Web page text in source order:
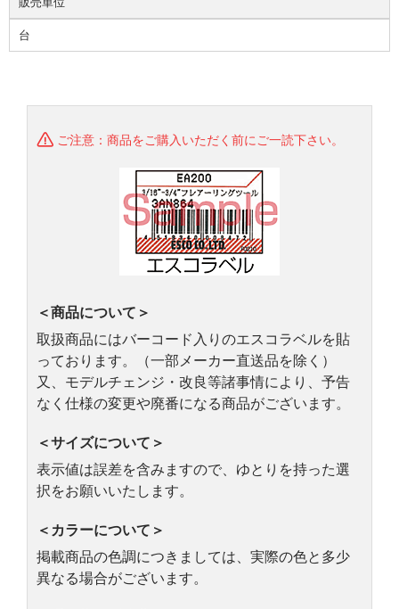
台
ご注意：商品をご購入いただく前にご一読下さい。
＜商品について＞
取扱商品にはバーコード入りのエスコラベルを貼
っております。（一部メーカー直送品を除く）
又、モデルチェンジ・改良等諸事情により、予告
なく仕様の変更や廃番になる商品がございます。
＜サイズについて＞
表示値は誤差を含みますので、ゆとりを持った選
択をお願いいたします。
＜カラーについて＞
掲載商品の色調につきましては、実際の色と多少
異なる場合がございます。